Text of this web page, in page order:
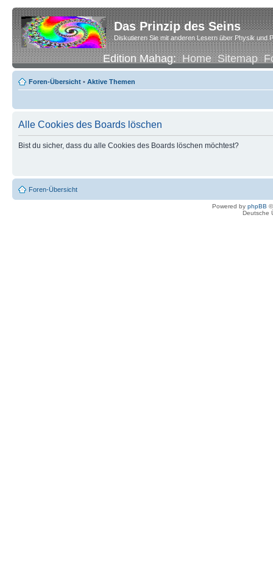
Das Prinzip des Seins
Diskutieren Sie mit anderen Lesern über Physik und
Edition Mahag:Home Sitemap
Foren-Übersicht • Aktive Themen
Alle Cookies des Boards löschen
Bist du sicher, dass du alle Cookies des Boards löschen möchtest?
Foren-Übersicht
Powered by phpBB
Deutsche